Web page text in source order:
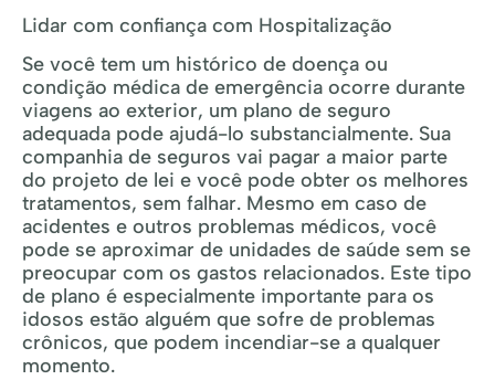
Lidar com confiança com Hospitalização
Se você tem um histórico de doença ou
condição médica de emergência ocorre durante
viagens ao exterior, um plano de seguro
adequada pode ajudá-lo substancialmente. Sua
companhia de seguros vai pagar a maior parte
do projeto de lei e você pode obter os melhores
tratamentos, sem falhar. Mesmo em caso de
acidentes e outros problemas médicos, você
pode se aproximar de unidades de saúde sem se
preocupar com os gastos relacionados. Este tipo
de plano é especialmente importante para os
idosos estão alguém que sofre de problemas
crônicos, que podem incendiar-se a qualquer
momento.